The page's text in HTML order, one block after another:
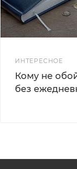
ИНТЕРЕСНОЕ
Кому не
без